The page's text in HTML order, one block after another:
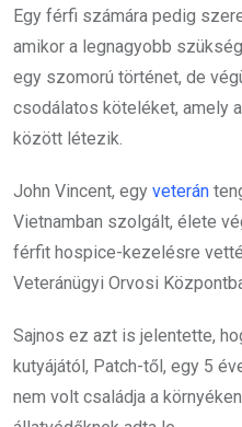
Egy férfi számára pedig
amikor a legnagyobb
egy szomorú történet, de
csodálatos köteléket, amely
között létezik.
John Vincent, egy veterán
Vietnamban szolgált, élete
férfit hospice-kezelésre
Veteránügyi Orvosi
Sajnos ez azt is jelentette,
kutyájától, Patch-től, egy 5
nem volt családja a